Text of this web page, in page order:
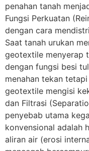
penahan tanah
Fungsi Perkuatan
dengan cara
Saat tanah urukan
geotextile menyerap
dengan fungsi besi
menahan tekan
geotextile mengisi
dan Filtrasi
penyebab utama
konvensional adalah
aliran air (erosi